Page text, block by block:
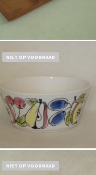
€9,50
NIET OP VOORRAAD
NIET OP VOORRAAD